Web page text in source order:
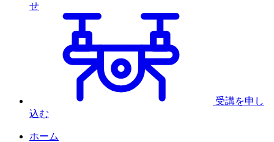
せ
受講を申し
込む
ホーム